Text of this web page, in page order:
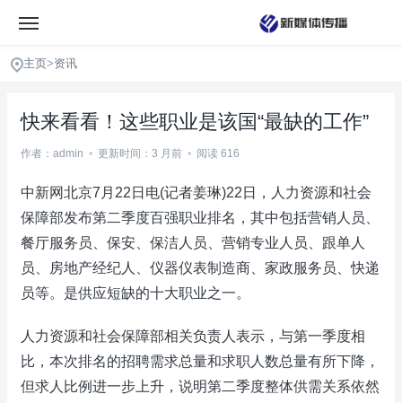
主页>资讯
快来看看！这些职业是该国“最缺的工作”
作者：admin • 更新时间：3 月前 • 阅读 616
中新网北京7月22日电(记者姜琳)22日，人力资源和社会
保障部发布第二季度百强职业排名，其中包括营销人员、
餐厅服务员、保安、保洁人员、营销专业人员、跟单人
员、房地产经纪人、仪器仪表制造商、家政服务员、快递
员等。是供应短缺的十大职业之一。
人力资源和社会保障部相关负责人表示，与第一季度相
比，本次排名的招聘需求总量和求职人数总量有所下降，
但求人比例进一步上升，说明第二季度整体供需关系依然